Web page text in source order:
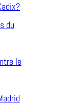
du
le